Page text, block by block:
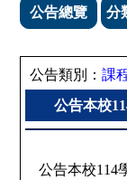
公告總覽 分
公告類別：課
公告本校
公告本校114